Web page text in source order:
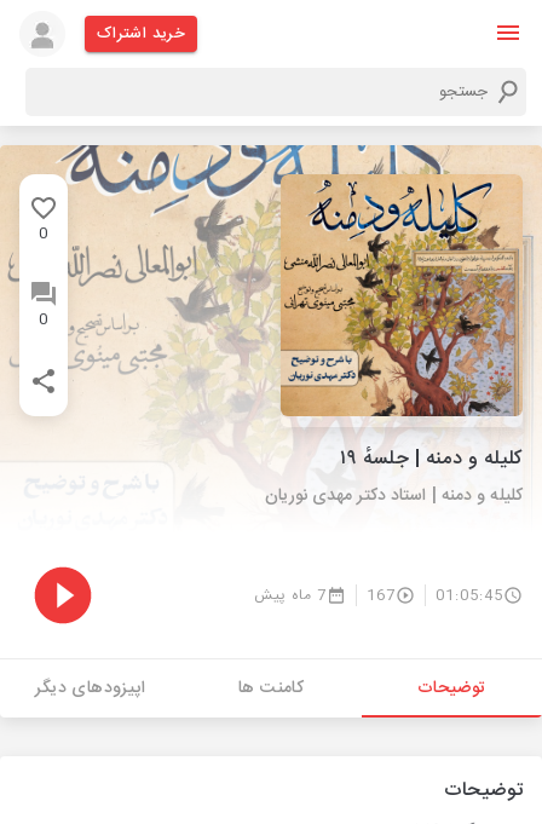
خرید اشتراک
0
0
کلیله و دمنه | جلسهٔ ۱۹
کلیله و دمنه | استاد دکتر مهدی نوریان
01:05:45
167 7 ماه پیش
توضیحات کامنت ها اپیزودهای دیگر
توضیحات